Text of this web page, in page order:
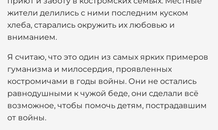
жители делились с ними последним куском
хлеба, старались окружить их любовью и
вниманием.
Я считаю, что это один из самых ярких примеров
гуманизма и милосердия, проявленных
костромичами в годы войны. Они не остались
равнодушными к чужой беде, они сделали всё
возможное, чтобы помочь детям, пострадавшим
от войны.